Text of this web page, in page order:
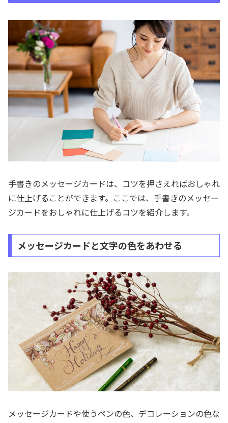
手書きのメッセージカードは、コツを押さえればおしゃれ
に仕上げることができます。ここでは、手書きのメッセー
ジカードをおしゃれに仕上げるコツを紹介します。
メッセージカードと文字の色をあわせる
メッセージカードや使うペンの色、デコレーションの色な